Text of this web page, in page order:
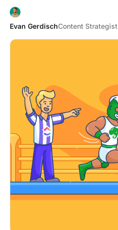
Evan GerdischContent Strategist